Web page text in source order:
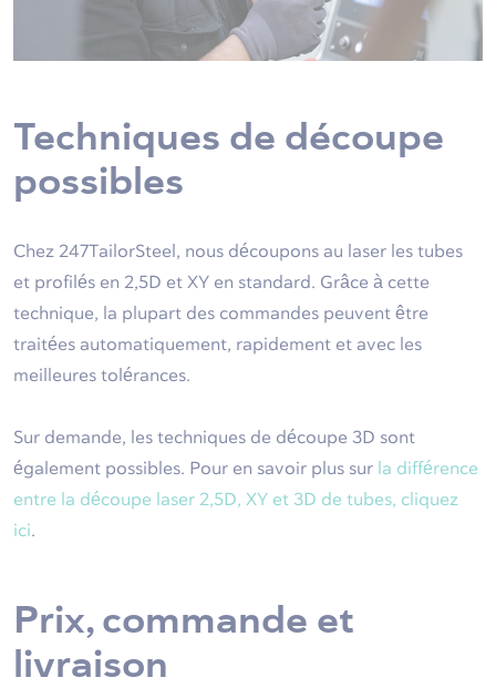
Techniques de découpe
possibles
Chez 247TailorSteel, nous découpons au laser les tubes
et profilés en 2,5D et XY en standard. Grâce à cette
technique, la plupart des commandes peuvent être
traitées automatiquement, rapidement et avec les
meilleures tolérances.
Sur demande, les techniques de découpe 3D sont
également possibles. Pour en savoir plus sur la différence
entre la découpe laser 2,5D, XY et 3D de tubes, cliquez
ici.
Prix, commande et
livraison